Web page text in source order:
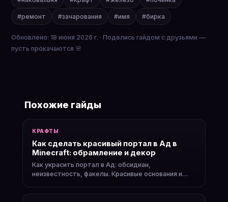
#ремонт #зачарования #имя #бирка
Обновлено: 18 июня 2026 г. · Поделись гайдом с друзьями —
пусть прокачаются 🌸
Похожие гайды
КРАФТЫ
Как сделать красивый портал в Ад в
Minecraft: обрамление и декор
Как украсить портал в Ад: обсидиан,
неизвестность, факелы. Красивые основания и